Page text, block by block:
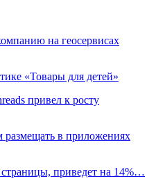
на геосервисах
«Товары для детей»
привел к росту
размещать в приложениях
приведет на 14%…